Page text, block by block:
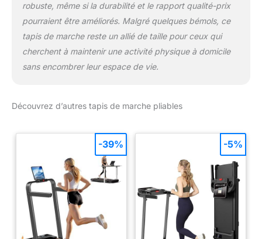
robuste, même si la durabilité et le rapport qualité-prix
pourraient être améliorés. Malgré quelques bémols, ce
tapis de marche reste un allié de taille pour ceux qui
cherchent à maintenir une activité physique à domicile
sans encombrer leur espace de vie.
Découvrez d’autres tapis de marche pliables
-39% -5%